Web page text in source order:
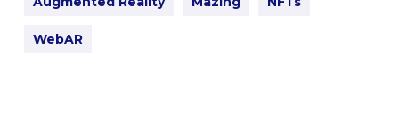
WebAR